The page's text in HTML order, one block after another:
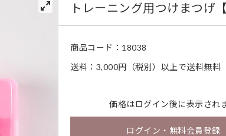
トレーニング用つけまつげ
商品コード： 18038
送料：3,000円（税別）以上で送料無料
価格はログイン後に表示され
ログイン・無料会員登録